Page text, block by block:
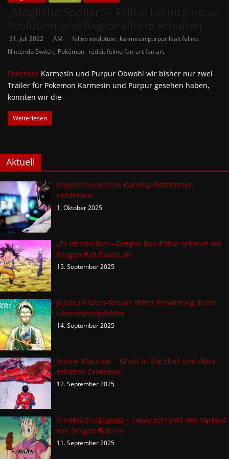
31. Juli 2022 AM felino evolution, karmesin purpur leak felino,
Nintendo Switch, Pokémon, reddit felino fan-art fan art
Pokemon Karmesin und Purpur Obwohl wir bisher nur zwei
Trailer für Pokemon Karmesin und Purpur gesehen haben,
konnten wir die
Weiterlesen
Aktuell
Krypto-freundliche Gaming-Plattformen
entdecken
1. Oktober 2025
„Es ist scheiße“ – Dragon Ball-Editor rechnet mit
Dragon Ball Daima ab
15. September 2025
Jujutsu Kaisen-Sequel stiftet Verwirrung durch
Übersetzungsfehler
14. September 2025
Anime-Klassiker – Ghost in the Shell und Akira
erhalten Crossover
12. September 2025
Kinderschutzgesetz – Texas schränkt den Verkauf
von Dragon Ball ein
11. September 2025